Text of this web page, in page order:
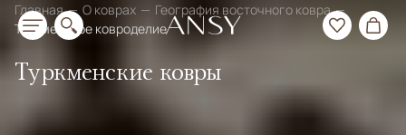
Главная О коврах
География восточного ковра
Туркменское ковроделие
Туркменские ковры